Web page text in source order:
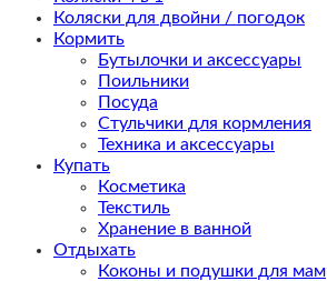
Коляски для двойни / погодок
Кормить
Бутылочки и аксессуары
Поильники
Посуда
Стульчики для кормления
Техника и аксессуары
Купать
Косметика
Текстиль
Хранение в ванной
Отдыхать
Коконы и подушки для мам